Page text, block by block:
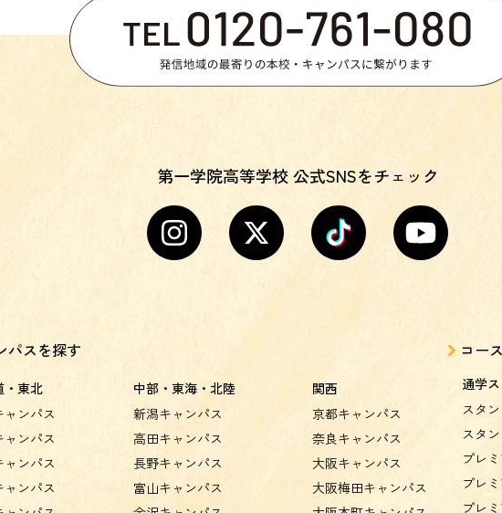
第一学院高等学校 公式SNSをチェック
パスを探す
・東北
ャンパス
ャンパス
ャンパス
ャンパス
中部・東海・北陸
新潟キャンパス
高田キャンパス
長野キャンパス
富山キャンパス
関西
京都キャンパス
奈良キャンパス
大阪キャンパス
大阪梅田キャンパス
コー
通学
スタ
スタ
プレ
プレ
プレ